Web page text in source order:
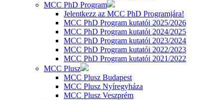
MCC PhD Program
Jelentkezz az MCC PhD Programjára!
MCC PhD Program kutatói 2025/2026
MCC PhD Program kutatói 2024/2025
MCC PhD Program kutatói 2023/2024
MCC PhD Program kutatói 2022/2023
MCC PhD Program kutatói 2021/2022
MCC Plusz
MCC Plusz Budapest
MCC Plusz Nyíregyháza
MCC Plusz Veszprém